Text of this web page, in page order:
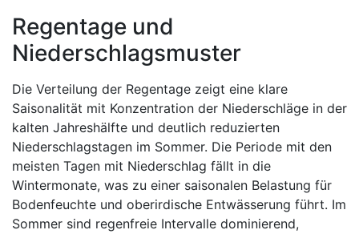
Regentage und
Niederschlagsmuster
Die Verteilung der Regentage zeigt eine klare
Saisonalität mit Konzentration der Niederschläge in der
kalten Jahreshälfte und deutlich reduzierten
Niederschlagstagen im Sommer. Die Periode mit den
meisten Tagen mit Niederschlag fällt in die
Wintermonate, was zu einer saisonalen Belastung für
Bodenfeuchte und oberirdische Entwässerung führt. Im
Sommer sind regenfreie Intervalle dominierend,